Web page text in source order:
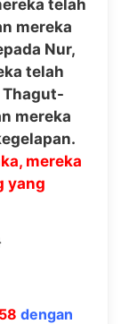
telah
mereka
Nur,
telah
mereka
mereka
yang
dengan